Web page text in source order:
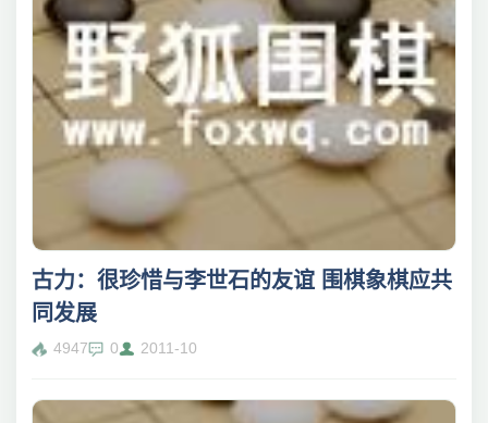
古力：很珍惜与李世石的友谊 围棋象棋应共
同发展
4947 0 2011-10